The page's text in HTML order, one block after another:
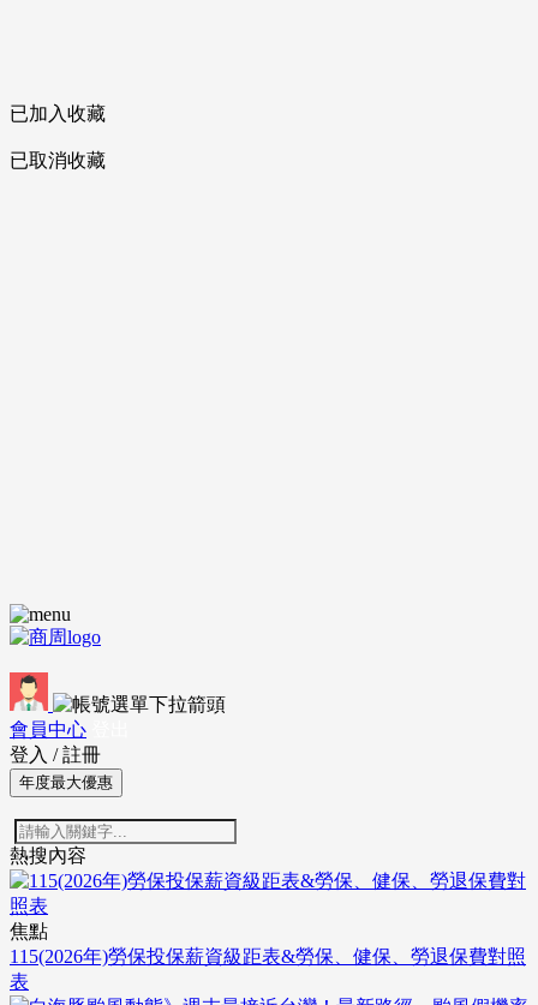
已加入收藏
已取消收藏
會員中心
登入 / 註冊
年度最大優惠
熱搜內容
焦點
115(2026年)勞保投保薪資級距表&勞保、健保、勞退保費對照
表